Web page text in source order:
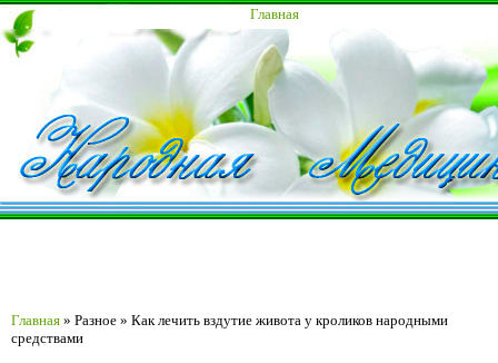
Главная
Главная » Разное » Как лечить вздутие живота у кроликов народными
средствами